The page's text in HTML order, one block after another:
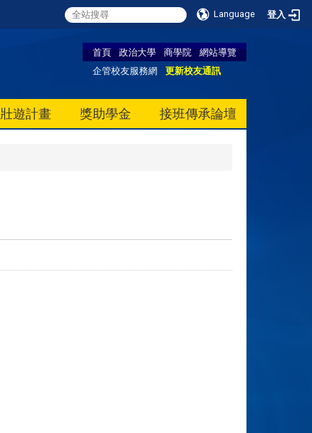
Language 登入
首頁 政治大學 商學院
網站導覽
企管校友服務網
更新校友通訊
壯遊計畫 獎助學金 接班傳承論壇